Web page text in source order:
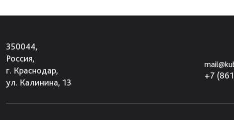
350044,
Россия,
г. Краснодар,
ул. Калинина, 13
+7